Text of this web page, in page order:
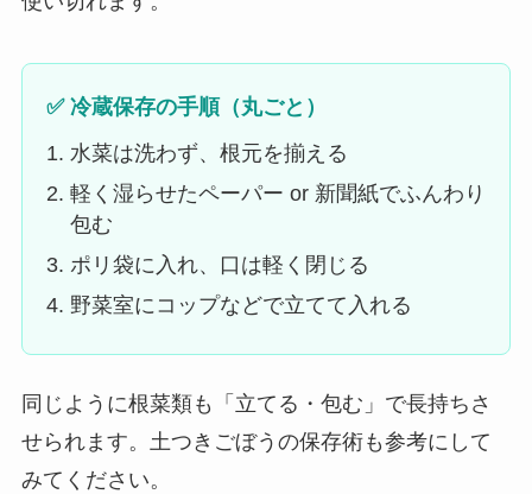
✅ 冷蔵保存の手順（丸ごと）
水菜は洗わず、根元を揃える
軽く湿らせたペーパー or 新聞紙でふんわり
包む
ポリ袋に入れ、口は軽く閉じる
野菜室にコップなどで立てて入れる
同じように根菜類も「立てる・包む」で長持ちさ
せられます。土つきごぼうの保存術も参考にして
みてください。